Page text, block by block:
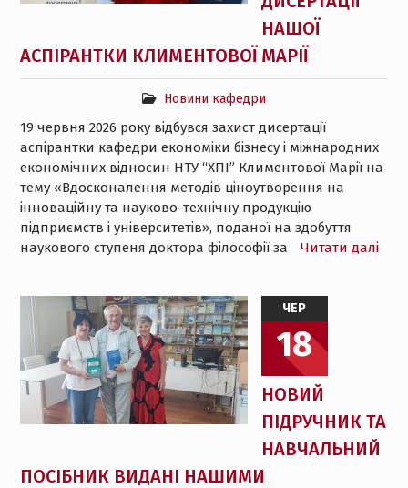
НАШОЇ
АСПІРАНТКИ КЛИМЕНТОВОЇ МАРІЇ
Новини кафедри
19 червня 2026 року відбувся захист дисертації
аспірантки кафедри економіки бізнесу і міжнародних
економічних відносин НТУ “ХПІ” Климентової Марії на
тему «Вдосконалення методів ціноутворення на
інноваційну та науково-технічну продукцію
підприємств і університетів», поданої на здобуття
наукового ступеня доктора філософії за
Читати далі
ЧЕР
18
НОВИЙ
ПІДРУЧНИК ТА
НАВЧАЛЬНИЙ
ПОСІБНИК ВИДАНІ НАШИМИ